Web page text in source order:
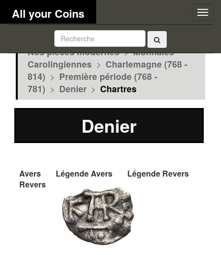
All your Coins
Nos pièces modernes > Monnaies
Carolingiennes > Charlemagne (768 -
814) > Première période (768 -
781) > Denier > Chartres
Denier
Avers Légende Avers
Légende Revers
Revers